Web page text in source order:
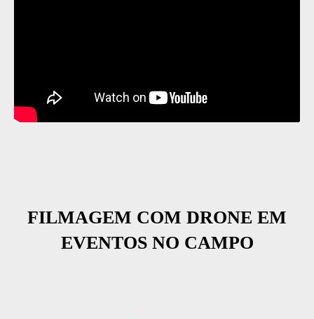
FILMAGEM COM DRONE EM
EVENTOS NO CAMPO